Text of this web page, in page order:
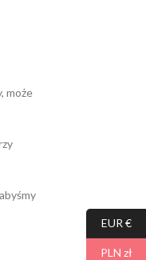
może
EUR €
PLN zł